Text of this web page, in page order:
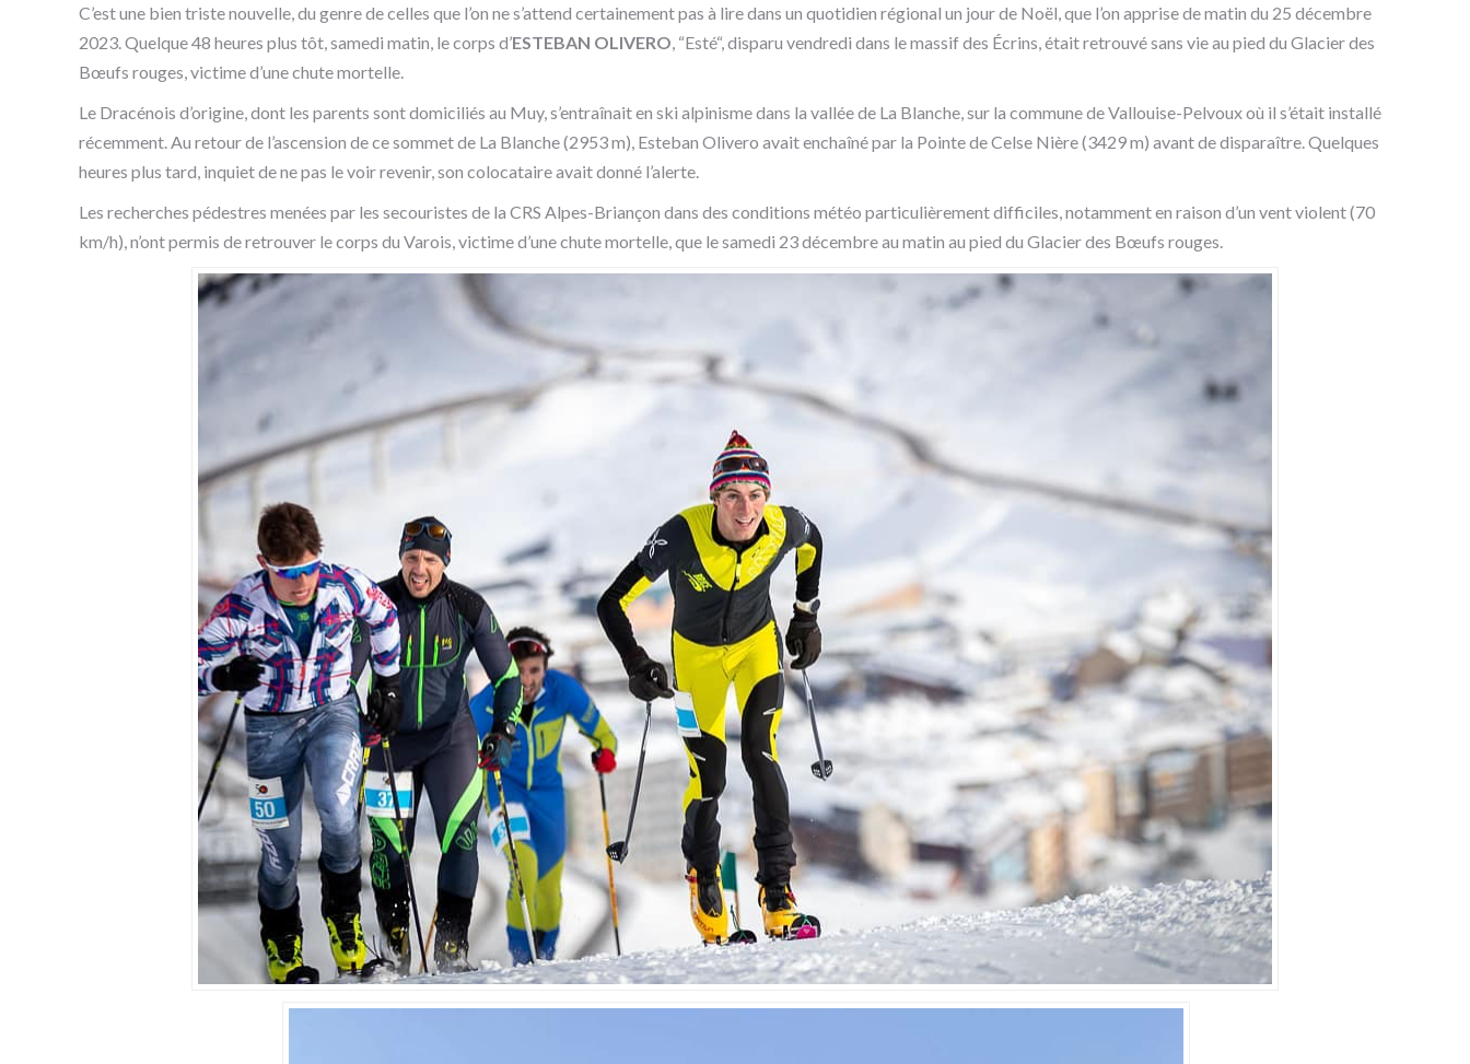
C’est une bien triste nouvelle, du genre de celles que l’on ne s’attend certainement pas à lire dans un quotidien régional un jour de Noël, que l’on apprise de matin du 25 décembre
2023. Quelque 48 heures plus tôt, samedi matin, le corps d’ESTEBAN OLIVERO, “Esté“, disparu vendredi dans le massif des Écrins, était retrouvé sans vie au pied du Glacier des
Bœufs rouges, victime d’une chute mortelle.
Le Dracénois d’origine, dont les parents sont domiciliés au Muy, s’entraînait en ski alpinisme dans la vallée de La Blanche, sur la commune de Vallouise-Pelvoux où il s’était installé
récemment. Au retour de l’ascension de ce sommet de La Blanche (2953 m), Esteban Olivero avait enchaîné par la Pointe de Celse Nière (3429 m) avant de disparaître. Quelques
heures plus tard, inquiet de ne pas le voir revenir, son colocataire avait donné l’alerte.
Les recherches pédestres menées par les secouristes de la CRS Alpes-Briançon dans des conditions météo particulièrement difficiles, notamment en raison d’un vent violent (70
km/h), n’ont permis de retrouver le corps du Varois, victime d’une chute mortelle, que le samedi 23 décembre au matin au pied du Glacier des Bœufs rouges.